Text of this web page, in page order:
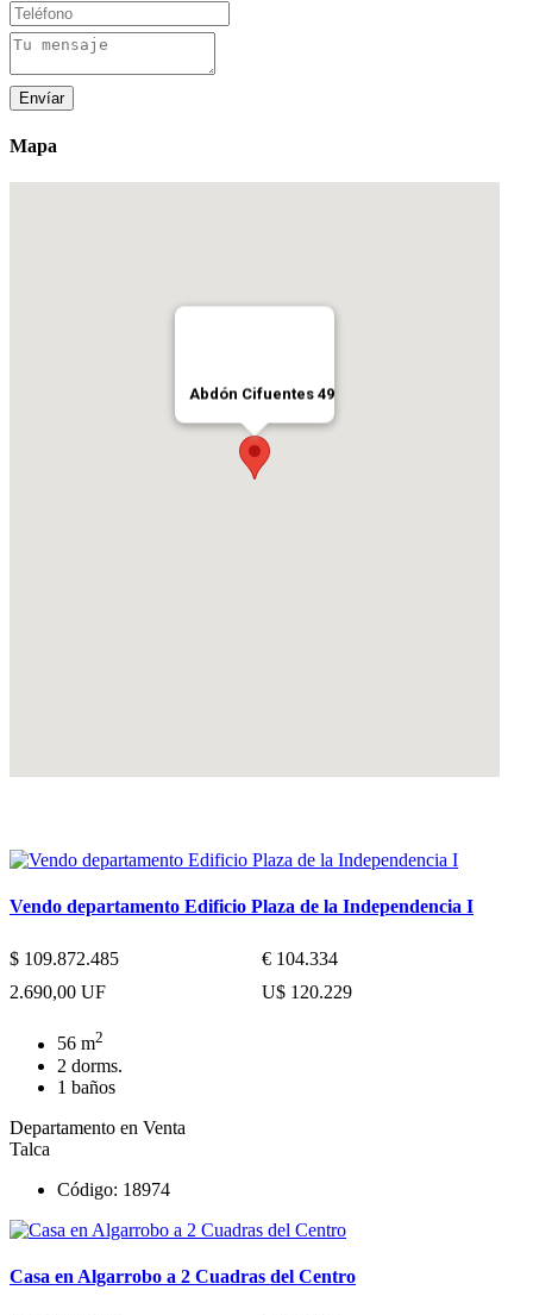
Envíar
Mapa
Abdón Cifuentes 49
Vendo departamento Edificio Plaza de la Independencia I
$ 109.872.485
€ 104.334
2.690,00 UF
U$ 120.229
56 m2
2 dorms.
1 baños
Departamento en Venta
Talca
Código: 18974
Casa en Algarrobo a 2 Cuadras del Centro